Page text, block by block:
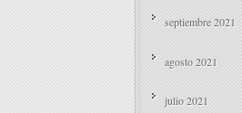
septiembre 2021
agosto 2021
julio 2021